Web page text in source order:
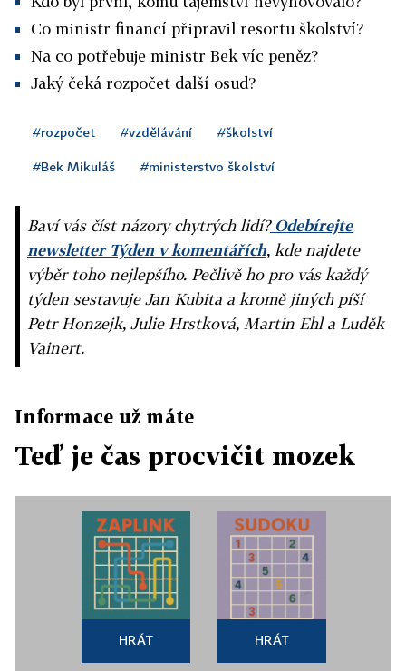
Co ministr financí připravil resortu školství?
Na co potřebuje ministr Bek víc peněz?
Jaký čeká rozpočet další osud?
#rozpočet #vzdělávání #školství
#Bek Mikuláš #ministerstvo školství
Baví vás číst názory chytrých lidí?Odebírejte
newsletter Týden v komentářích, kde najdete
výběr toho nejlepšího. Pečlivě ho pro vás každý
týden sestavuje Jan Kubita a kromě jiných píší
Petr Honzejk, Julie Hrstková, Martin Ehl a Luděk
Vainert.
Informace už máte
Teď je čas procvičit mozek
HRÁT HRÁT